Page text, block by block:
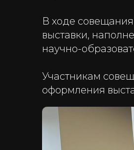
В ходе
выставки,
научно-
Участникам
оформления